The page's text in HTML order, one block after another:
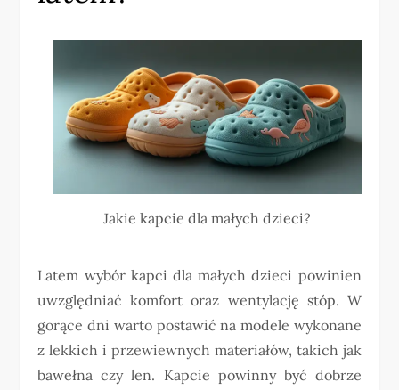
Jakie kapcie dla małych dzieci?
Latem wybór kapci dla małych dzieci powinien
uwzględniać komfort oraz wentylację stóp. W
gorące dni warto postawić na modele wykonane
z lekkich i przewiewnych materiałów, takich jak
bawełna czy len. Kapcie powinny być dobrze